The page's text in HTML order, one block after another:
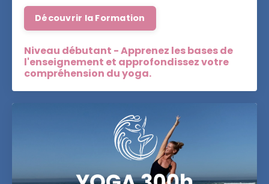
Découvrir la Formation
Niveau débutant - Apprenez les bases de
l'enseignement et approfondissez votre
compréhension du yoga.